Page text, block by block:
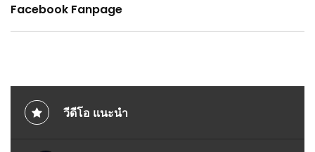
Facebook Fanpage
วีดีโอ แนะนำ